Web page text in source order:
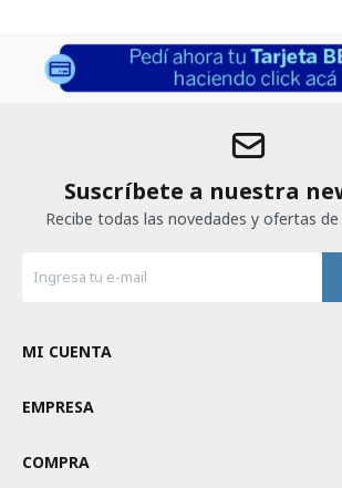
Suscríbete a nuestra
Recibe todas las novedades y ofertas
MI CUENTA
EMPRESA
COMPRA